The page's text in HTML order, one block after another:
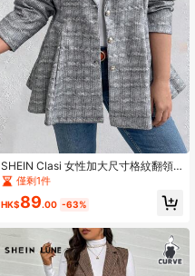
SHEIN Clasi 女性加大尺寸格紋翻領
西裝外套
僅剩1件
HK$89.00 -63%